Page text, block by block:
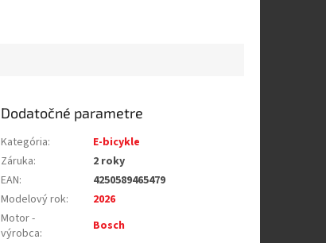
Dodatočné parametre
Kategória:
E-bicykle
Záruka:
2 roky
EAN:
4250589465479
Modelový rok:
2026
Motor -
výrobca:
Bosch